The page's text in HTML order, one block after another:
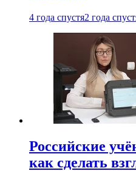
4 года спустя2 года
Российские
как сделать